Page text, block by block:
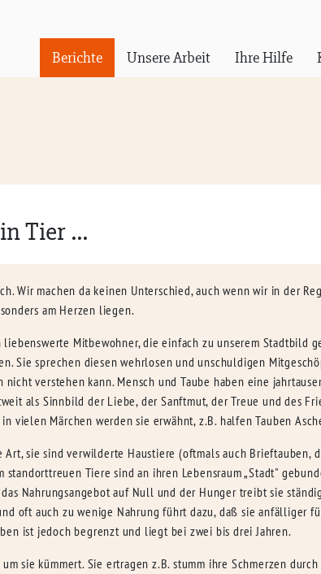
Berichte Unsere Arbeit Ihre Hilfe
Tier ...
Wir machen da keinen Unterschied, auch wenn wir in der
am Herzen liegen.
Mitbewohner, die einfach zu unserem Stadtbild
Sie sprechen diesen wehrlosen und unschuldigen
verstehen kann. Mensch und Taube haben eine
als Sinnbild der Liebe, der Sanftmut, der Treue und des
vielen Märchen werden sie erwähnt, z.B. halfen Tauben
sie sind verwilderte Haustiere (oftmals auch Brieftauben,
standorttreuen Tiere sind an ihren Lebensraum „Stadt"
Nahrungsangebot auf Null und der Hunger treibt sie
oft auch zu wenige Nahrung führt dazu, daß sie anfälliger
ist jedoch begrenzt und liegt bei zwei bis drei Jahren.
sie kümmert. Sie ertragen z.B. stumm ihre Schmerzen